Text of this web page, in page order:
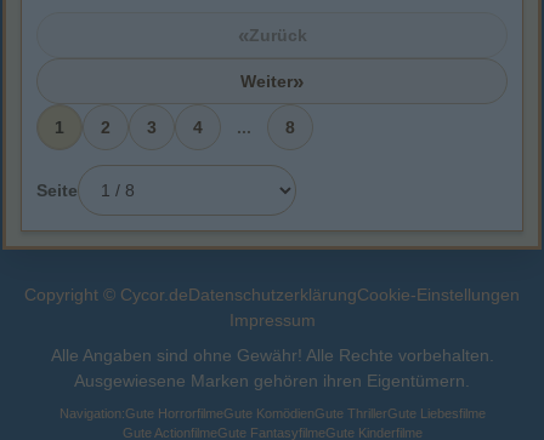
«Zurück
1 2 3 4 ... 8
Weiter»
Seite
Copyright © Cycor.deDatenschutzerklärungCookie-Einstellungen
Impressum
Alle Angaben sind ohne Gewähr! Alle Rechte vorbehalten.
Ausgewiesene Marken gehören ihren Eigentümern.
Navigation:Gute HorrorfilmeGute KomödienGute ThrillerGute Liebesfilme
Gute ActionfilmeGute FantasyfilmeGute Kinderfilme